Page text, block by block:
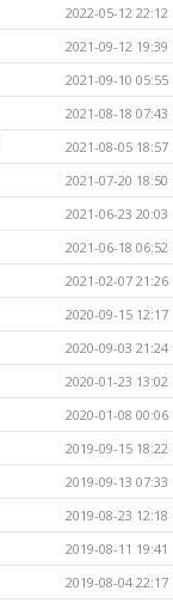
2022-05-12 22:12
2021-09-12 19:39
2021-09-10 05:55
2021-08-18 07:43
2021-08-05 18:57
2021-07-20 18:50
2021-06-23 20:03
2021-06-18 06:52
2021-02-07 21:26
2020-09-15 12:17
2020-09-03 21:24
2020-01-23 13:02
2020-01-08 00:06
2019-09-15 18:22
2019-09-13 07:33
2019-08-23 12:18
2019-08-11 19:41
2019-08-04 22:17